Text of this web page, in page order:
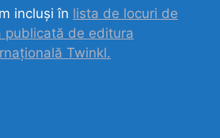
incluși în lista de locuri de
publicată de editura
Twinkl.